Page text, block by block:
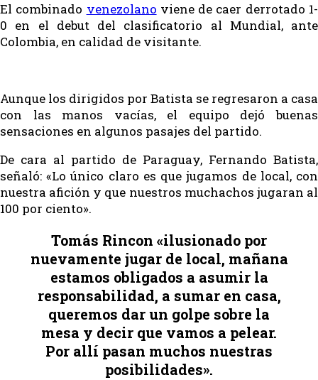
El combinado venezolano viene de caer derrotado 1-
0 en el debut del clasificatorio al Mundial, ante
Colombia, en calidad de visitante.
Aunque los dirigidos por Batista se regresaron a casa
con las manos vacías, el equipo dejó buenas
sensaciones en algunos pasajes del partido.
De cara al partido de Paraguay, Fernando Batista,
señaló: «Lo único claro es que jugamos de local, con
nuestra afición y que nuestros muchachos jugaran al
100 por ciento».
Tomás Rincon «ilusionado por
nuevamente jugar de local, mañana
estamos obligados a asumir la
responsabilidad, a sumar en casa,
queremos dar un golpe sobre la
mesa y decir que vamos a pelear.
Por allí pasan muchos nuestras
posibilidades».